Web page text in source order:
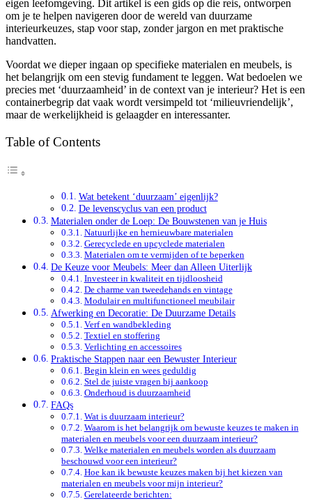
eigen leefomgeving. Dit artikel is een gids op die reis, ontworpen
om je te helpen navigeren door de wereld van duurzame
interieurkeuzes, stap voor stap, zonder jargon en met praktische
handvatten.
Voordat we dieper ingaan op specifieke materialen en meubels, is
het belangrijk om een stevig fundament te leggen. Wat bedoelen we
precies met ‘duurzaamheid’ in de context van je interieur? Het is een
containerbegrip dat vaak wordt versimpeld tot ‘milieuvriendelijk’,
maar de werkelijkheid is gelaagder en interessanter.
Table of Contents
Wat betekent ‘duurzaam’ eigenlijk?
De levenscyclus van een product
Materialen onder de Loep: De Bouwstenen van je Huis
Natuurlijke en hernieuwbare materialen
Gerecyclede en upcyclede materialen
Materialen om te vermijden of te beperken
De Keuze voor Meubels: Meer dan Alleen Uiterlijk
Investeer in kwaliteit en tijdloosheid
De charme van tweedehands en vintage
Modulair en multifunctioneel meubilair
Afwerking en Decoratie: De Duurzame Details
Verf en wandbekleding
Textiel en stoffering
Verlichting en accessoires
Praktische Stappen naar een Bewuster Interieur
Begin klein en wees geduldig
Stel de juiste vragen bij aankoop
Onderhoud is duurzaamheid
FAQs
Wat is duurzaam interieur?
Waarom is het belangrijk om bewuste keuzes te maken in
materialen en meubels voor een duurzaam interieur?
Welke materialen en meubels worden als duurzaam
beschouwd voor een interieur?
Hoe kan ik bewuste keuzes maken bij het kiezen van
materialen en meubels voor mijn interieur?
Gerelateerde berichten: